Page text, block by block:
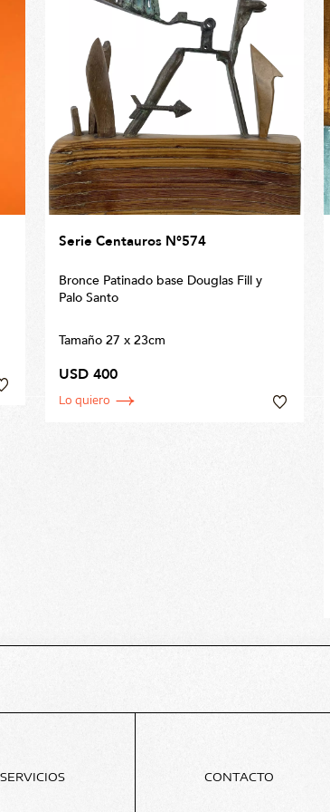
Serie Centauros N°574
Bronce Patinado base Douglas Fill y
Palo Santo
Tamaño 27 x 23cm
USD 400
Lo quiero
SERVICIOS CONTACTO